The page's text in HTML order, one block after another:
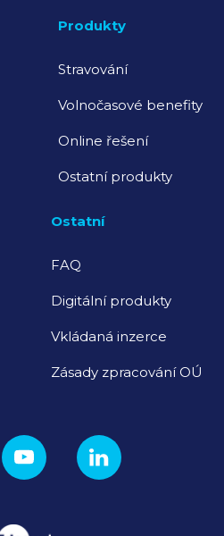
Produkty
Stravování
Volnočasové benefity
Online řešení
Ostatní produkty
Ostatní
FAQ
Digitální produkty
Vkládaná inzerce
Zásady zpracování OÚ